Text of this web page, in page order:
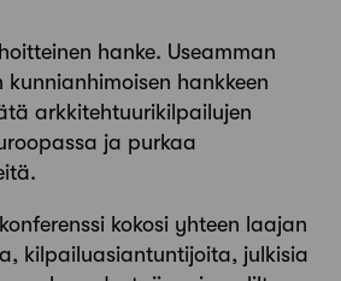
hanke. Useamman
kunnianhimoisen hankkeen
arkkitehtuurikilpailujen
ja purkaa
kokosi yhteen laajan
kilpailuasiantuntijoita, julkisia